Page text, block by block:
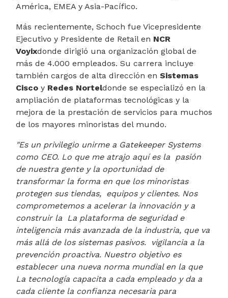
América, EMEA y Asia-Pacífico.
Más recientemente, Schoch fue Vicepresidente
Ejecutivo y Presidente de Retail en NCR
Voyixdonde dirigió una organización global de
más de 4.000 empleados. Su carrera incluye
también cargos de alta dirección en Sistemas
Cisco y Redes Norteldonde se especializó en la
ampliación de plataformas tecnológicas y la
mejora de la prestación de servicios para muchos
de los mayores minoristas del mundo.
"Es un privilegio unirme a Gatekeeper Systems
como CEO. Lo que me atrajo aquí es la pasión
de nuestra gente y la oportunidad de
transformar la forma en que los minoristas
protegen sus tiendas, equipos y clientes. Nos
comprometemos a acelerar la innovación y a
construir la La plataforma de seguridad e
inteligencia más avanzada de la industria, que va
más allá de los sistemas pasivos.
vigilancia a la
prevención proactiva. Nuestro objetivo es
establecer una nueva norma mundial en la que
La tecnología capacita a cada empleado y da a
cada cliente la confianza necesaria para